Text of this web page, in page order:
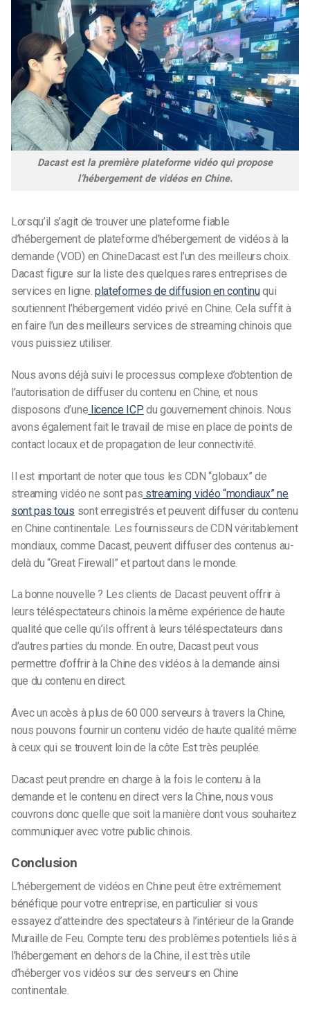
Dacast est la première plateforme vidéo qui propose
l’hébergement de vidéos en Chine.
Lorsqu’il s’agit de trouver une plateforme fiable
d’hébergement de plateforme d’hébergement de vidéos à la
demande (VOD) en ChineDacast est l’un des meilleurs choix.
Dacast figure sur la liste des quelques rares entreprises de
services en ligne. plateformes de diffusion en continuqui
soutiennent l’hébergement vidéo privé en Chine. Cela suffit à
en faire l’un des meilleurs services de streaming chinois que
vous puissiez utiliser.
Nous avons déjà suivi le processus complexe d’obtention de
l’autorisation de diffuser du contenu en Chine, et nous
disposons d’une licence ICP du gouvernement chinois. Nous
avons également fait le travail de mise en place de points de
contact locaux et de propagation de leur connectivité.
Il est important de noter que tous les CDN “globaux” de
streaming vidéo ne sont pas streaming vidéo “mondiaux” ne
sont pas tous sont enregistrés et peuvent diffuser du contenu
en Chine continentale. Les fournisseurs de CDN véritablement
mondiaux, comme Dacast, peuvent diffuser des contenus au-
delà du “Great Firewall” et partout dans le monde.
La bonne nouvelle ? Les clients de Dacast peuvent offrir à
leurs téléspectateurs chinois la même expérience de haute
qualité que celle qu’ils offrent à leurs téléspectateurs dans
d’autres parties du monde. En outre, Dacast peut vous
permettre d’offrir à la Chine des vidéos à la demande ainsi
que du contenu en direct.
Avec un accès à plus de 60 000 serveurs à travers la Chine,
nous pouvons fournir un contenu vidéo de haute qualité même
à ceux qui se trouvent loin de la côte Est très peuplée.
Dacast peut prendre en charge à la fois le contenu à la
demande et le contenu en direct vers la Chine, nous vous
couvrons donc quelle que soit la manière dont vous souhaitez
communiquer avec votre public chinois.
Conclusion
L’hébergement de vidéos en Chine peut être extrêmement
bénéfique pour votre entreprise, en particulier si vous
essayez d’atteindre des spectateurs à l’intérieur de la Grande
Muraille de Feu. Compte tenu des problèmes potentiels liés à
l’hébergement en dehors de la Chine, il est très utile
d’héberger vos vidéos sur des serveurs en Chine
continentale.